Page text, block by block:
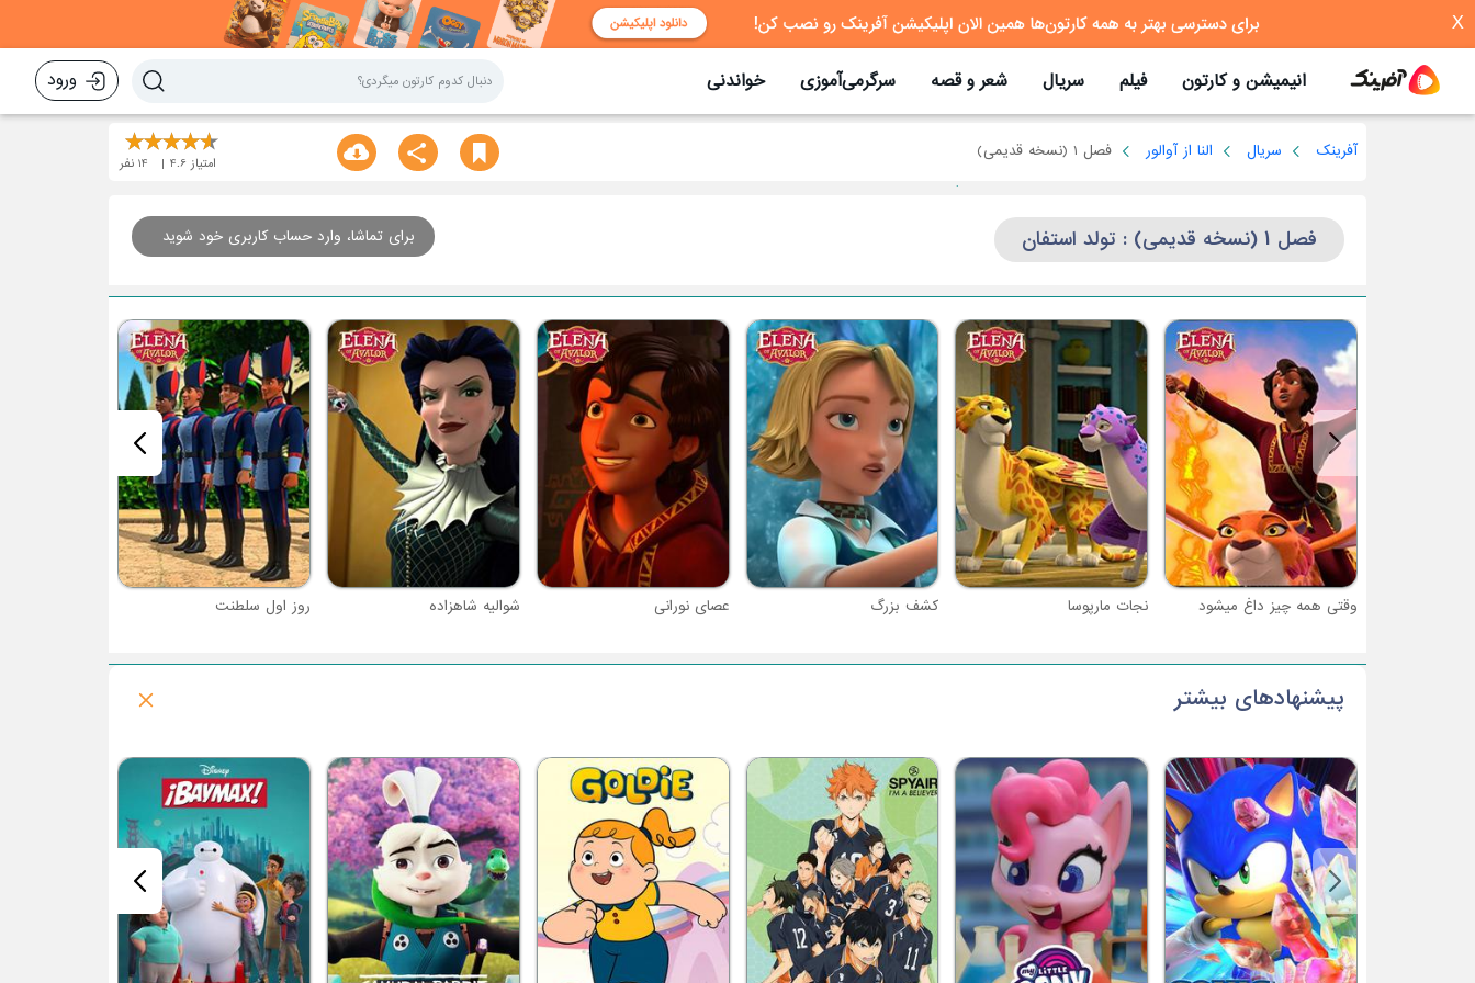
X
انیمیشن و کارتون فیلم سریال شعر و قصه سرگرمی‌آموزی خواندنی ورود
آفرینک سریال النا از آوالور فصل 1 (نسخه قدیمی)
امتیاز 4.6
14 نفر
فصل 1 (نسخه قدیمی) : تولد استفان برای تماشا، وارد حساب کاربری خود شوید
وقتی همه چیز داغ میشود نجات مارپوسا کشف بزرگ عصای نورانی شوالیه شاهزاده روز اول سلطنت
پیشنهادهای بیشتر